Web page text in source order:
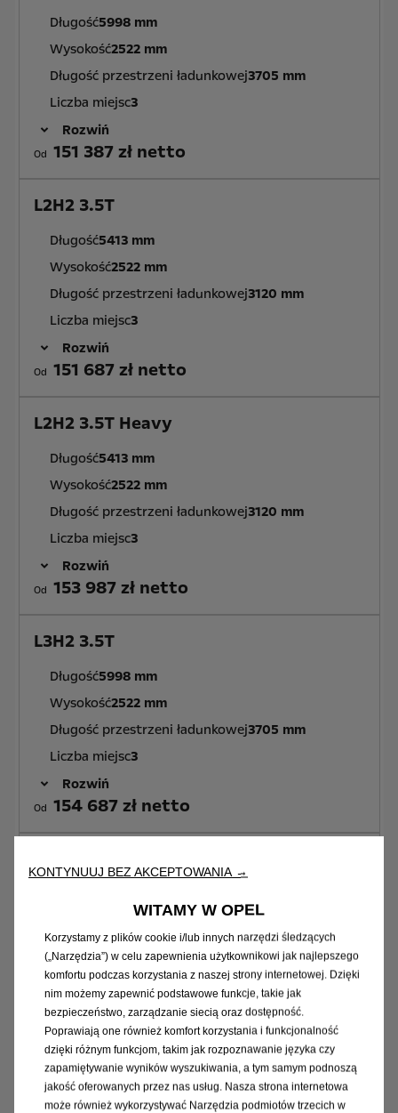
Długość5998 mm
Wysokość2522 mm
Długość przestrzeni ładunkowej3705 mm
Liczba miejsc3
Rozwiń
Od 151 387 zł netto
L2H2 3.5T
Długość5413 mm
Wysokość2522 mm
Długość przestrzeni ładunkowej3120 mm
Liczba miejsc3
Rozwiń
Od 151 687 zł netto
L2H2 3.5T Heavy
Długość5413 mm
Wysokość2522 mm
Długość przestrzeni ładunkowej3120 mm
Liczba miejsc3
Rozwiń
Od 153 987 zł netto
L3H2 3.5T
Długość5998 mm
Wysokość2522 mm
Długość przestrzeni ładunkowej3705 mm
Liczba miejsc3
Rozwiń
Od 154 687 zł netto
2522 mm / 2612 mm
Długość przestrzeni ładunkowej3705 mm
Liczba miejsc3
Rozwiń
Od 156 987 zł netto
L4H2 3.5T Heavy
KONTYNUUJ BEZ AKCEPTOWANIA →
WITAMY W OPEL
Korzystamy z plików cookie i/lub innych narzędzi śledzących
(„Narzędzia”) w celu zapewnienia użytkownikowi jak najlepszego
komfortu podczas korzystania z naszej strony internetowej. Dzięki
nim możemy zapewnić podstawowe funkcje, takie jak
bezpieczeństwo, zarządzanie siecią oraz dostępność.
Poprawiają one również komfort korzystania i funkcjonalność
dzięki różnym funkcjom, takim jak rozpoznawanie języka czy
zapamiętywanie wyników wyszukiwania, a tym samym podnoszą
jakość oferowanych przez nas usług. Nasza strona internetowa
może również wykorzystywać Narzędzia podmiotów trzecich w